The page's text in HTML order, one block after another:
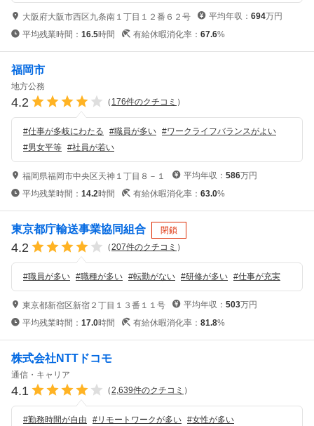
大阪府大阪市西区九条南１丁目１２番６２号 平均年収： 694万円
平均残業時間： 16.5時間 有給休暇消化率： 67.6%
福岡市
地方公務
4.2 （ 176件のクチコミ ）
#仕事が多岐にわたる #職員が多い #ワークライフバランスがよい
#男女平等 #社員が若い
福岡県福岡市中央区天神１丁目８－１ 平均年収： 586万円
平均残業時間： 14.2時間 有給休暇消化率： 63.0%
東京都庁輸送事業協同組合 閉鎖
4.2 （207件のクチコミ ）
#職員が多い #職種が多い #転勤がない #研修が多い #仕事が充実
東京都新宿区新宿２丁目１３番１１号 平均年収： 503万円
平均残業時間： 17.0時間 有給休暇消化率： 81.8%
株式会社NTTドコモ
通信・キャリア
4.1 （2,639件のクチコミ ）
#勤務時間が自由 #リモートワークが多い #女性が多い